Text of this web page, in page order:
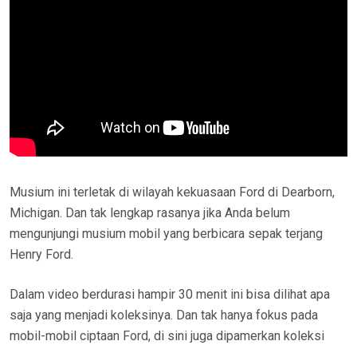
Musium ini terletak di wilayah kekuasaan Ford di Dearborn,
Michigan. Dan tak lengkap rasanya jika Anda belum
mengunjungi musium mobil yang berbicara sepak terjang
Henry Ford.
Dalam video berdurasi hampir 30 menit ini bisa dilihat apa
saja yang menjadi koleksinya. Dan tak hanya fokus pada
mobil-mobil ciptaan Ford, di sini juga dipamerkan koleksi